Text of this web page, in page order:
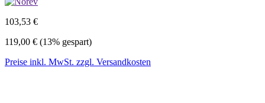
103,53 €
119,00 € (13% gespart)
Preise inkl. MwSt. zzgl. Versandkosten